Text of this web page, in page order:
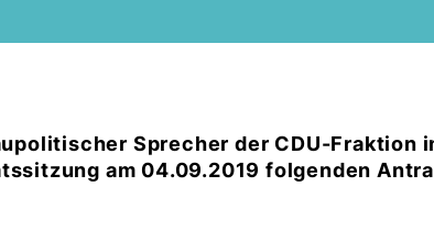
Sprecher der CDU-Fraktion
am 04.09.2019 folgenden